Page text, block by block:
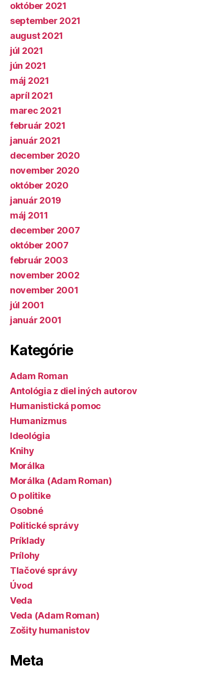
október 2021
september 2021
august 2021
júl 2021
jún 2021
máj 2021
apríl 2021
marec 2021
február 2021
január 2021
december 2020
november 2020
október 2020
január 2019
máj 2011
december 2007
október 2007
február 2003
november 2002
november 2001
júl 2001
január 2001
Kategórie
Adam Roman
Antológia z diel iných autorov
Humanistická pomoc
Humanizmus
Ideológia
Knihy
Morálka
Morálka (Adam Roman)
O politike
Osobné
Politické správy
Príklady
Prílohy
Tlačové správy
Úvod
Veda
Veda (Adam Roman)
Zošity humanistov
Meta